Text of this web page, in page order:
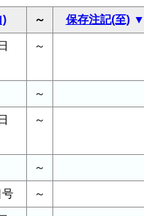
) ～ 保存注記(至)
～
～
～
～
号 ～